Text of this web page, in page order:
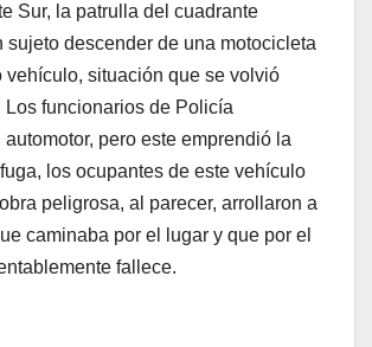
Sur, la patrulla del cuadrante
sujeto descender de una motocicleta
vehículo, situación que se volvió
Los funcionarios de Policía
pero este emprendió la
los ocupantes de este vehículo
peligrosa, al parecer, arrollaron a
caminaba por el lugar y que por el
fallece.